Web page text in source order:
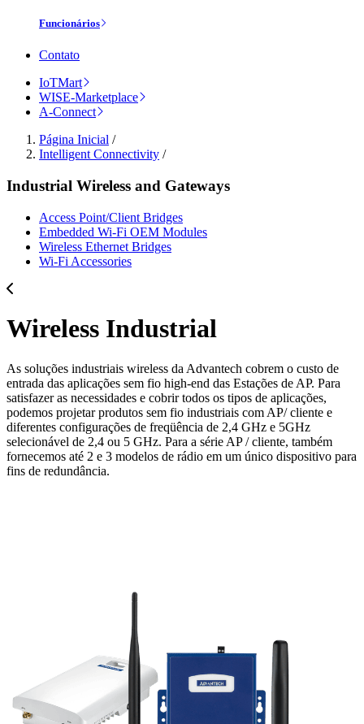
Funcionários
Contato
IoTMart
WISE-Marketplace
A-Connect
Página Inicial /
Intelligent Connectivity /
Industrial Wireless and Gateways
Access Point/Client Bridges
Embedded Wi-Fi OEM Modules
Wireless Ethernet Bridges
Wi-Fi Accessories
Wireless Industrial
As soluções industriais wireless da Advantech cobrem o custo de
entrada das aplicações sem fio high-end das Estações de AP. Para
satisfazer as necessidades e cobrir todos os tipos de aplicações,
podemos projetar produtos sem fio industriais com AP/ cliente e
diferentes configurações de freqüência de 2,4 GHz e 5GHz
selecionável de 2,4 ou 5 GHz. Para a série AP / cliente, também
fornecemos até 2 e 3 modelos de rádio em um único dispositivo para
fins de redundância.